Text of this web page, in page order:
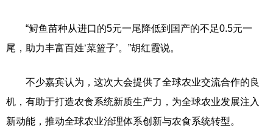
“鲟鱼苗种从进口的5元一尾降低到国产的不足0.5元一
尾，助力丰富百姓‘菜篮子’。”胡红霞说。
不少嘉宾认为，这次大会提供了全球农业交流合作的良
机，有助于打造农食系统新质生产力，为全球农业发展注入
新动能，推动全球农业治理体系创新与农食系统转型。